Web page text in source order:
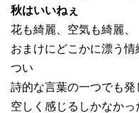
秋はいいねぇ
花も綺麗、空気も綺麗、
おまけにどこかに漂う情
つい
詩的な言葉の一つでも
空しく感じるしかなかっ